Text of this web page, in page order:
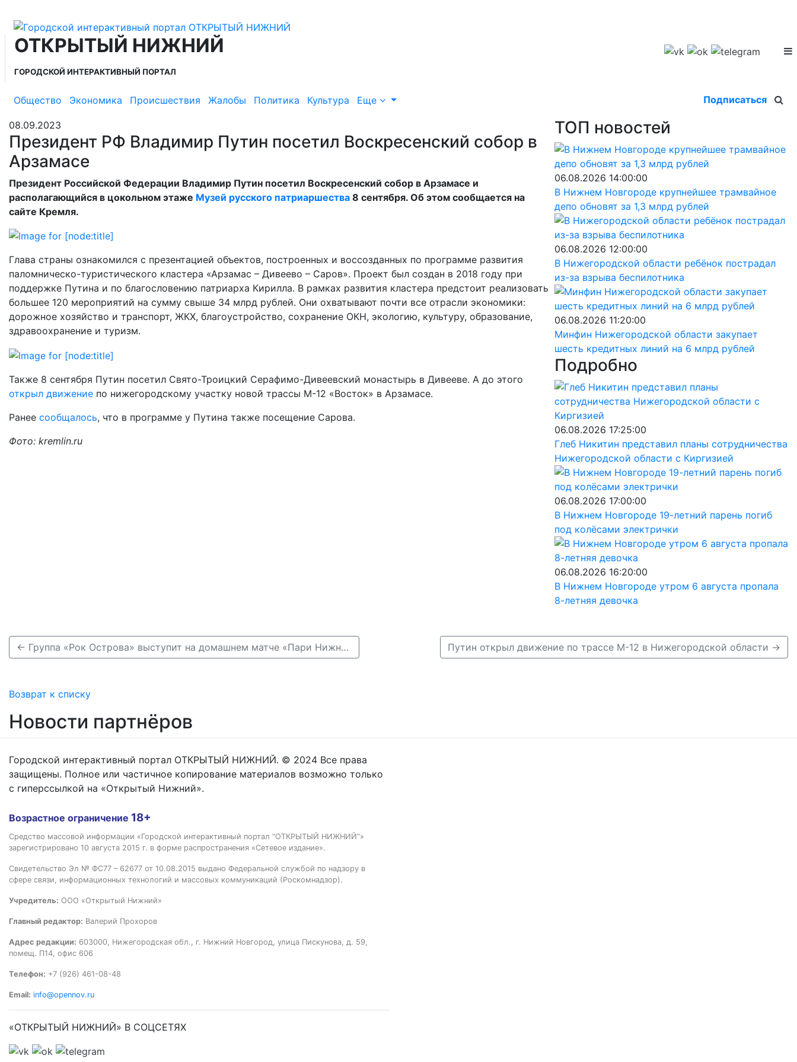
ОТКРЫТЫЙ НИЖНИЙ
ГОРОДСКОЙ ИНТЕРАКТИВНЫЙ ПОРТАЛ
Общество Экономика Происшествия Жалобы Политика Культура Еще Подписаться
08.09.2023
Президент РФ Владимир Путин посетил Воскресенский собор в
Арзамасе
Президент Российской Федерации Владимир Путин посетил Воскресенский собор в Арзамасе и
располагающийся в цокольном этаже Музей русского патриаршества 8 сентября. Об этом сообщается на
сайте Кремля.
Глава страны ознакомился с презентацией объектов, построенных и воссозданных по программе развития
паломническо-туристического кластера «Арзамас – Дивеево – Саров». Проект был создан в 2018 году при
поддержке Путина и по благословению патриарха Кирилла. В рамках развития кластера предстоит реализовать
большее 120 мероприятий на сумму свыше 34 млрд рублей. Они охватывают почти все отрасли экономики:
дорожное хозяйство и транспорт, ЖКХ, благоустройство, сохранение ОКН, экологию, культуру, образование,
здравоохранение и туризм.
Также 8 сентября Путин посетил Свято-Троицкий Серафимо-Дивеевский монастырь в Дивееве. А до этого
открыл движение по нижегородскому участку новой трассы М-12 «Восток» в Арзамасе.
Ранее сообщалось, что в программе у Путина также посещение Сарова.
Фото: kremlin.ru
ТОП новостей
06.08.2026 14:00:00
В Нижнем Новгороде крупнейшее трамвайное
депо обновят за 1,3 млрд рублей
06.08.2026 12:00:00
В Нижегородской области ребёнок пострадал
из-за взрыва беспилотника
06.08.2026 11:20:00
Минфин Нижегородской области закупает
шесть кредитных линий на 6 млрд рублей
Подробно
06.08.2026 17:25:00
Глеб Никитин представил планы сотрудничества
Нижегородской области с Киргизией
06.08.2026 17:00:00
В Нижнем Новгороде 19-летний парень погиб
под колёсами электрички
06.08.2026 16:20:00
В Нижнем Новгороде утром 6 августа пропала
8-летняя девочка
← Группа «Рок Острова» выступит на домашнем матче «Пари Нижний Новгород» Путин открыл движение по трассе М-12 в Нижегородской области →
Возврат к списку
Новости партнёров
Городской интерактивный портал ОТКРЫТЫЙ НИЖНИЙ. © 2024 Все права
защищены. Полное или частичное копирование материалов возможно только
с гиперссылкой на «Открытый Нижний».
Возрастное ограничение 18+
Средство массовой информации «Городской интерактивный портал “ОТКРЫТЫЙ НИЖНИЙ”»
зарегистрировано 10 августа 2015 г. в форме распространения «Сетевое издание».
Свидетельство Эл № ФС77 – 62677 от 10.08.2015 выдано Федеральной службой по надзору в
сфере связи, информационных технологий и массовых коммуникаций (Роскомнадзор).
Учредитель: ООО «Открытый Нижний»
Главный редактор: Валерий Прохоров
Адрес редакции: 603000, Нижегородская обл., г. Нижний Новгород, улица Пискунова, д. 59,
помещ. П14, офис 606
Телефон: +7 (926) 461-08-48
Email: info@opennov.ru
«ОТКРЫТЫЙ НИЖНИЙ» В СОЦСЕТЯХ